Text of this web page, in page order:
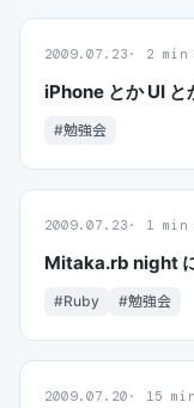
2009.07.23 2 min
iPhone とか UI と
#勉強会
2009.07.23 1 min
Mitaka.rb night
#Ruby #勉強会
2009.07.20 15